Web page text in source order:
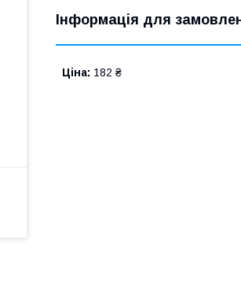
Інформація для
Ціна: 182 ₴